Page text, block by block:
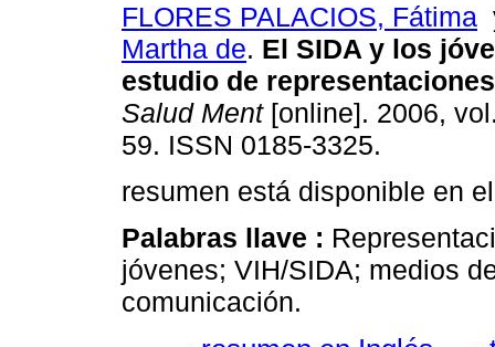
FLORES PALACIOS, Fátima
Martha de. El SIDA y los
estudio de
Salud Ment[online]. 2006,
59. ISSN 0185-3325.
resumen está disponible en
Palabras llave :
jóvenes; VIH/SIDA; medios
comunicación.